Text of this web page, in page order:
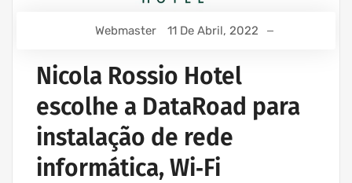
Webmaster 11 De Abril, 2022
Nicola Rossio Hotel
escolhe a DataRoad para
instalação de rede
informática, Wi‑Fi